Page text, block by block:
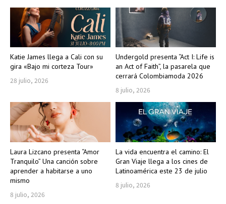
Katie James llega a Cali con su
gira «Bajo mi corteza Tour»
28 julio, 2026
Undergold presenta “Act I: Life is
an Act of Faith”, la pasarela que
cerrará Colombiamoda 2026
8 julio, 2026
Laura Lizcano presenta “Amor
Tranquilo” Una canción sobre
aprender a habitarse a uno
mismo
8 julio, 2026
La vida encuentra el camino: El
Gran Viaje llega a los cines de
Latinoamérica este 23 de julio
8 julio, 2026